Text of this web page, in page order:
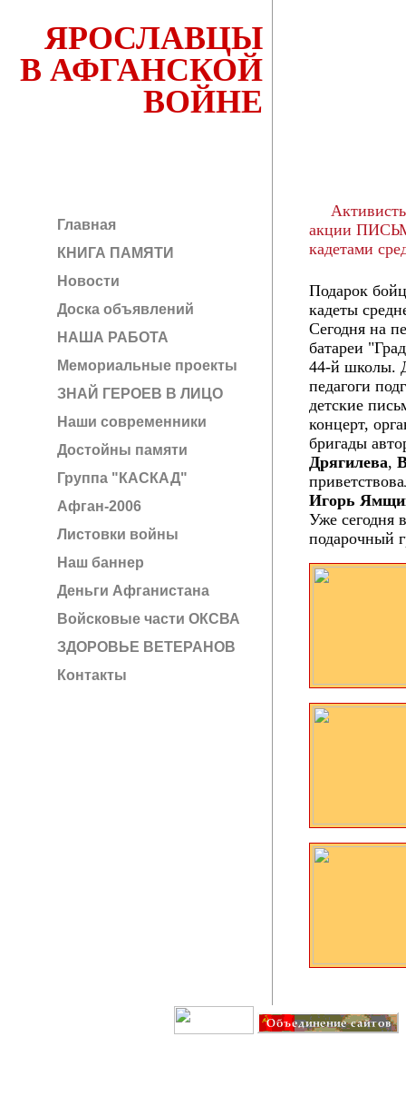
ЯРОСЛАВЦЫ
В АФГАНСКОЙ
ВОЙНЕ
Главная
КНИГА ПАМЯТИ
Новости
Доска объявлений
НАША РАБОТА
Мемориальные проекты
ЗНАЙ ГЕРОЕВ В ЛИЦО
Наши современники
Достойны памяти
Группа "КАСКАД"
Афган-2006
Листовки войны
Наш баннер
Деньги Афганистана
Войсковые части ОКСВА
ЗДОРОВЬЕ ВЕТЕРАНОВ
Контакты
акции
кадетами
Подарок
кадеты
Сегодня на
батареи
44-й школы.
педагоги
детские
концерт,
бригады
Дрягилева,
Игорь
Уже сегодня
подарочный